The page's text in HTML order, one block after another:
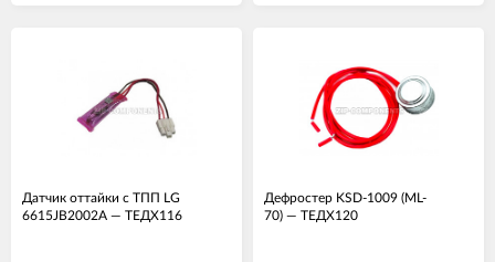
Датчик оттайки с ТПП LG
6615JB2002A — ТЕДХ116
Дефростер KSD-1009 (ML-
70) — ТЕДХ120